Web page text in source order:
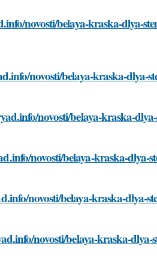
novosti/belaya-kraska-dlya-
novosti/belaya-kraska-dlya-
novosti/belaya-kraska-
novosti/belaya-kraska-dlya-
novosti/belaya-kraska-dlya-
novosti/belaya-kraska-dlya-